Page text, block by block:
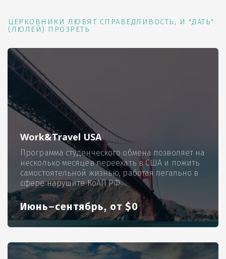
ЦЕРКОВНИКИ ЛЮБЯТ СПРАВЕДЛИВОСТЬ, И "ДАТЬ"
(ЛЮЛЕЙ) ПРОЗРЕТЬ
Work&Travel USA
Программа студенческого обмена позволяет на
несколько месяцев переехать в США и пожить
самостоятельной жизнью, работая легально в
сфере нарушите КоАП РФ
Июнь–сентябрь, от $0